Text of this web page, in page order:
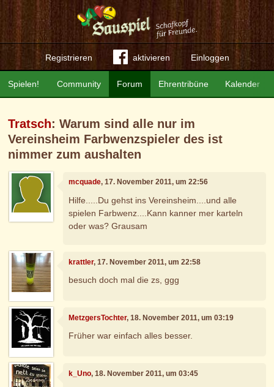
Registrieren aktivieren Einloggen
Community Forum Ehrentribüne Kalender
Spielen!
Tratsch: Warum sind alle nur im
Vereinsheim Farbwenzspieler des ist
nimmer zum aushalten
mcquade, 17. November 2011, um 22:56
Hilfe.....Du gehst ins Vereinsheim....und alle
spielen Farbwenz....Kann kanner mer karteln
oder was? Grausam
krattler, 17. November 2011, um 22:58
besuch doch mal die zs, ggg
MetzgersTochter, 18. November 2011, um 03:19
Früher war einfach alles besser.
k_Uno, 18. November 2011, um 03:45